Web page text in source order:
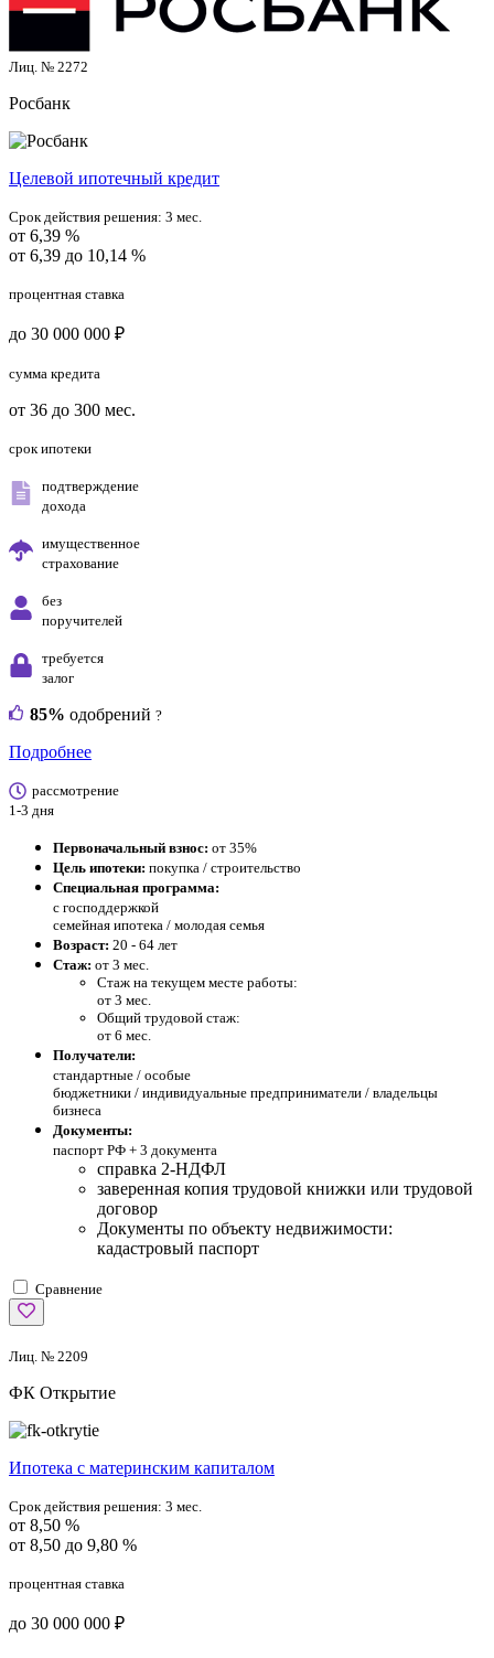
Лиц. № 2272
Росбанк
Целевой ипотечный кредит
Срок действия решения: 3 мес.
от 6,39 %
от 6,39 до 10,14 %
процентная ставка
до 30 000 000 ₽
сумма кредита
от 36 до 300 мес.
срок ипотеки
подтверждение
дохода
имущественное
страхование
без
поручителей
требуется
залог
85% одобрений ?
Подробнее
рассмотрение
1-3 дня
Первоначальный взнос: от 35%
Цель ипотеки: покупка / строительство
Специальная программа:
с господдержкой
семейная ипотека / молодая семья
Возраст: 20 - 64 лет
Стаж: от 3 мес.
Стаж на текущем месте работы:
от 3 мес.
Общий трудовой стаж:
от 6 мес.
Получатели:
стандартные / особые
бюджетники / индивидуальные предприниматели / владельцы
бизнеса
Документы:
паспорт РФ + 3 документа
справка 2-НДФЛ
заверенная копия трудовой книжки или трудовой
договор
Документы по объекту недвижимости:
кадастровый паспорт
Сравнение
Лиц. № 2209
ФК Открытие
Ипотека с материнским капиталом
Срок действия решения: 3 мес.
от 8,50 %
от 8,50 до 9,80 %
процентная ставка
до 30 000 000 ₽